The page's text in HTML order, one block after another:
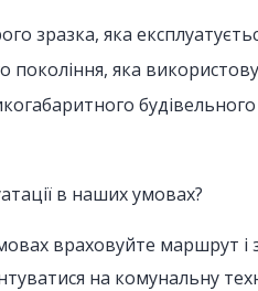
яка
яка
будівельного
в наших умовах?
враховуйте маршрут
на комунальну